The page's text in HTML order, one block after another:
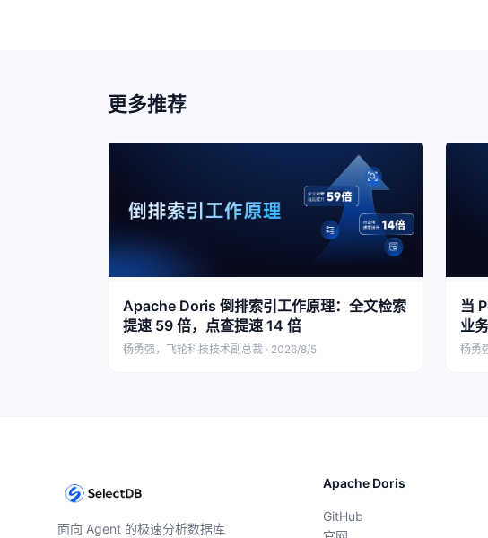
更多推荐
Apache Doris 倒排索引工作原理：全文检索
提速 59 倍，点查提速 14 倍
杨勇强，飞轮科技技术副总裁 · 2026/8/5
当
业
杨勇
面向 Agent 的极速分析数据库
Apache Doris
GitHub